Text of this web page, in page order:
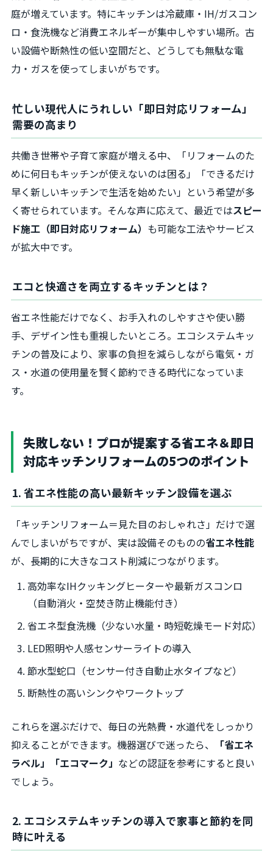
庭が増えています。特にキッチンは冷蔵庫・IH/ガスコン
ロ・食洗機など消費エネルギーが集中しやすい場所。古
い設備や断熱性の低い空間だと、どうしても無駄な電
力・ガスを使ってしまいがちです。
忙しい現代人にうれしい「即日対応リフォーム」
需要の高まり
共働き世帯や子育て家庭が増える中、「リフォームのた
めに何日もキッチンが使えないのは困る」「できるだけ
早く新しいキッチンで生活を始めたい」という希望が多
く寄せられています。そんな声に応えて、最近ではスピー
ド施工（即日対応リフォーム） も可能な工法やサービス
が拡大中です。
エコと快適さを両立するキッチンとは？
省エネ性能だけでなく、お手入れのしやすさや使い勝
手、デザイン性も重視したいところ。エコシステムキッ
チンの普及により、家事の負担を減らしながら電気・ガ
ス・水道の使用量を賢く節約できる時代になっていま
す。
失敗しない！プロが提案する省エネ＆即日
対応キッチンリフォームの5つのポイント
1. 省エネ性能の高い最新キッチン設備を選ぶ
「キッチンリフォーム＝見た目のおしゃれさ」だけで選
んでしまいがちですが、実は設備そのものの省エネ性能
が、長期的に大きなコスト削減につながります。
高効率なIHクッキングヒーターや最新ガスコンロ
（自動消火・空焚き防止機能付き）
省エネ型食洗機（少ない水量・時短乾燥モード対応）
LED照明や人感センサーライトの導入
節水型蛇口（センサー付き自動止水タイプなど）
断熱性の高いシンクやワークトップ
これらを選ぶだけで、毎日の光熱費・水道代をしっかり
抑えることができます。機器選びで迷ったら、
「省エネ
ラベル」「エコマーク」 などの認証を参考にすると良い
でしょう。
2. エコシステムキッチンの導入で家事と節約を同
時に叶える